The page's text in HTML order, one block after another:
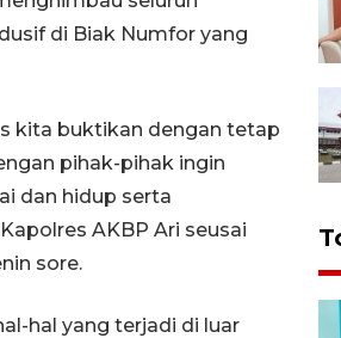
di Biak Numfor yang
kita buktikan dengan tetap
pihak-pihak ingin
dan hidup serta
AKBP Ari seusai
sore.
hal yang terjadi di luar